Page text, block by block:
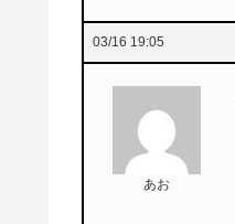
03/16 19:05
あお